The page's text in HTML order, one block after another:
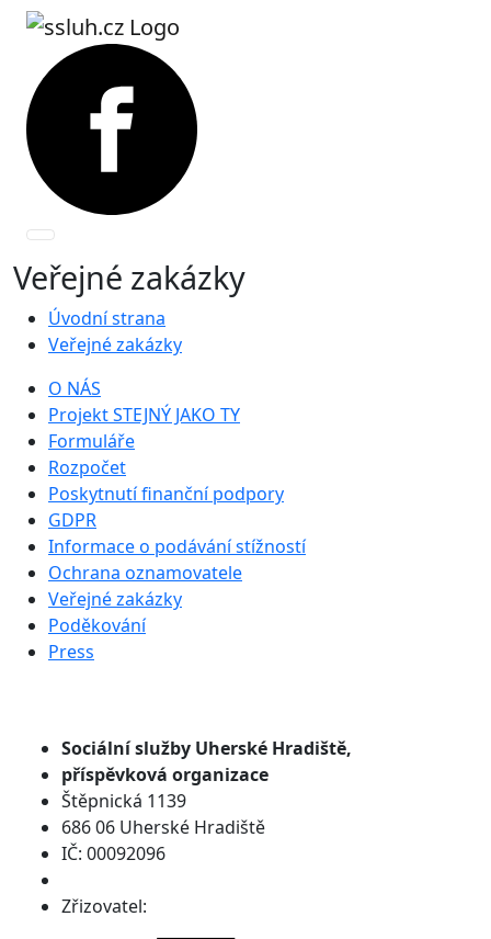
Veřejné zakázky
Úvodní strana
Veřejné zakázky
O NÁS
Projekt STEJNÝ JAKO TY
Formuláře
Rozpočet
Poskytnutí finanční podpory
GDPR
Informace o podávání stížností
Ochrana oznamovatele
Veřejné zakázky
Poděkování
Press
Sociální služby Uherské Hradiště,
příspěvková organizace
Štěpnická 1139
686 06 Uherské Hradiště
IČ: 00092096
Zřizovatel: